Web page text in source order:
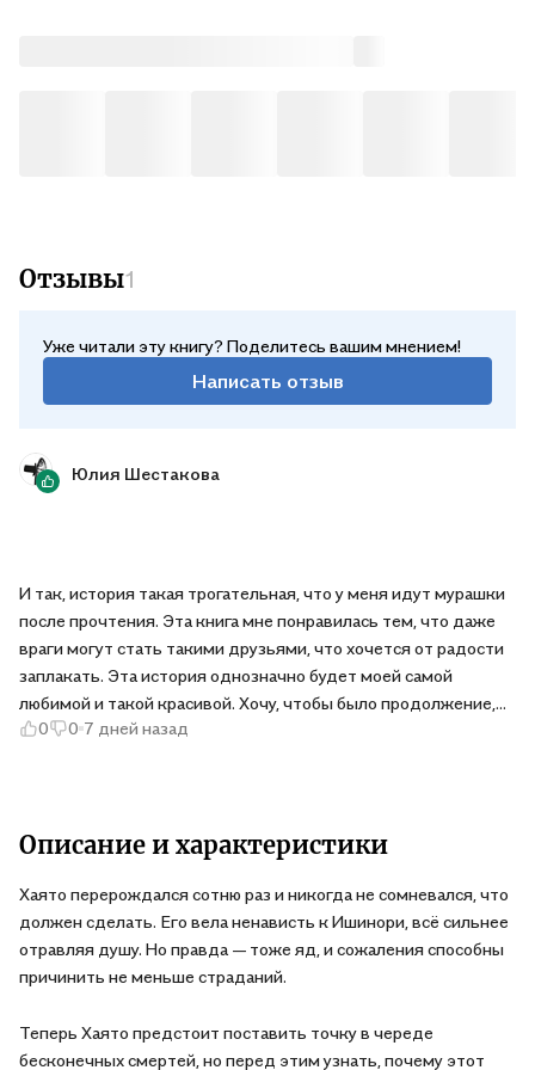
Отзывы1
Уже читали эту книгу? Поделитесь вашим мнением!
Написать отзыв
Юлия Шестакова
И так, история такая трогательная, что у меня идут мурашки
после прочтения. Эта книга мне понравилась тем, что даже
враги могут стать такими друзьями, что хочется от радости
заплакать. Эта история однозначно будет моей самой
любимой и такой красивой. Хочу, чтобы было продолжение,
но увы, этот конец был самым лучшим. Те, кто любят
0 0 7 дней назад
Описание и характеристики
Хаято перерождался сотню раз и никогда не сомневался, что
должен сделать. Его вела ненависть к Ишинори, всё сильнее
отравляя душу. Но правда — тоже яд, и сожаления способны
причинить не меньше страданий.
Теперь Хаято предстоит поставить точку в череде
бесконечных смертей, но перед этим узнать, почему этот